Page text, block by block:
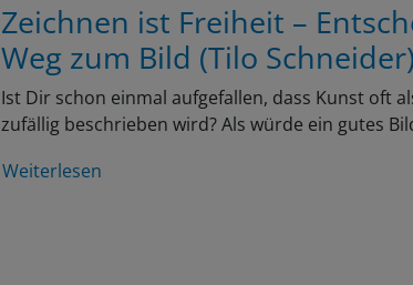
Zeichnen ist Freiheit –
Weg zum Bild (Tilo Schneider)
Ist Dir schon einmal aufgefallen, dass Kunst oft
zufällig beschrieben wird? Als würde ein gutes
Weiterlesen